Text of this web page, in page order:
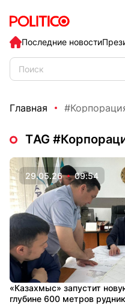
Последние новости
Главная
ТAG
29.05.26 09:54
«Казахмыс» запустит
глубине 600 метров